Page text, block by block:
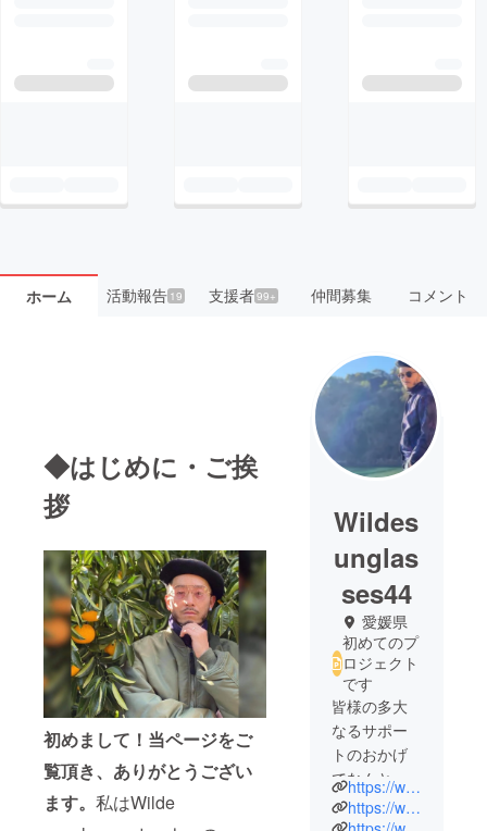
ホーム 活動報告19 支援者99+ 仲間募集 コメント
◆はじめに・ご挨
拶
初めまして！当ページをご
覧頂き、ありがとうござい
ます。 私はWilde
Wildes
unglas
ses44
愛媛県
初めてのプ
ロジェクト
です
皆様の多大
なるサポー
トのおかげ
でなんとか
ギリギリこ
の地球に存
https://www.instagram.com/no414414/?hl=ja
https://www.instagram.com/indigo_cafe_island/